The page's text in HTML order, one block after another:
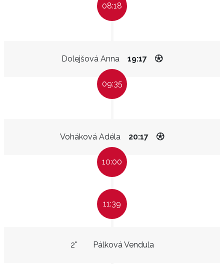
08:18
Dolejšová Anna 19:17
09:35
Voháková Adéla 20:17
10:00
11:39
Pálková Vendula
2"